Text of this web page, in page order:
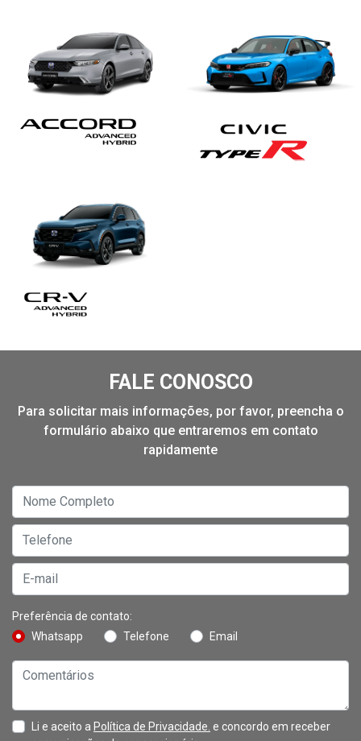
FALE CONOSCO
Para solicitar mais informações, por favor, preencha o
formulário abaixo que entraremos em contato
rapidamente
Preferência de contato:
Whatsapp
Telefone Email
Li e aceito a Política de Privacidade. e concordo em receber